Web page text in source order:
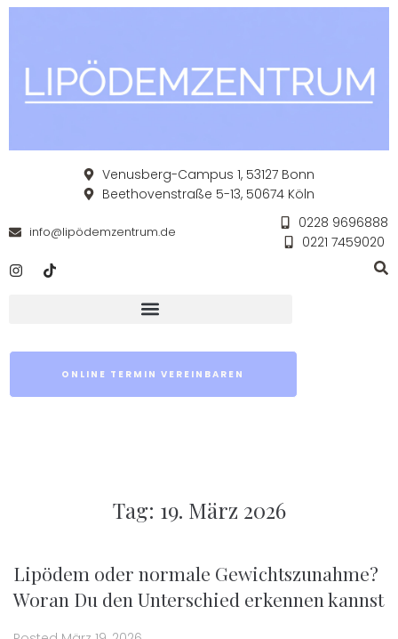
Venusberg-Campus 1, 53127 Bonn
Beethovenstraße 5-13, 50674 Köln
info@lipödemzentrum.de
0228 9696888
0221 7459020
ONLINE TERMIN VEREINBAREN
Tag: 19. März 2026
Lipödem oder normale Gewichtszunahme?
Woran Du den Unterschied erkennen kannst